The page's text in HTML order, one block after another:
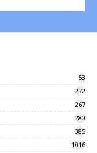
53
272
267
280
385
1016